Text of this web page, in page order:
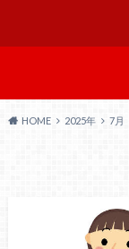
HOME 2025年 7月